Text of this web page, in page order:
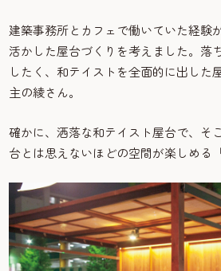
建築事務所とカフェで働いていた経験
活かした屋台づくりを考えました。落
したく、和テイストを全面的に出した
主の綾さん。
確かに、洒落な和テイスト屋台で、そ
台とは思えないほどの空間が楽しめる「